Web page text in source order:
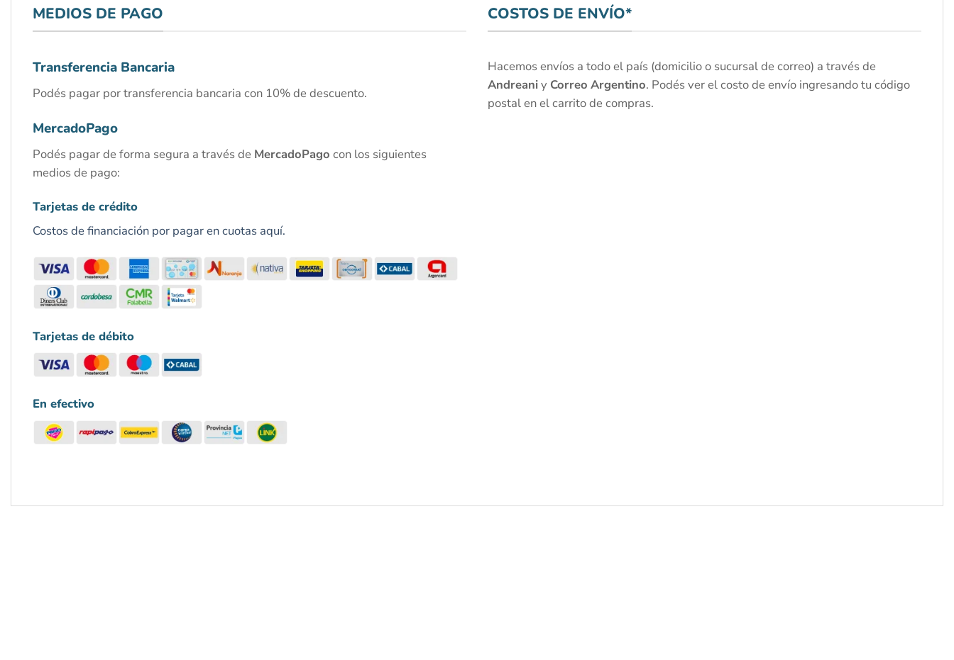
MEDIOS DE PAGO
Transferencia Bancaria
Podés pagar por transferencia bancaria con 10% de descuento.
MercadoPago
Podés pagar de forma segura a través de MercadoPago con los siguientes
medios de pago:
Tarjetas de crédito
Costos de financiación por pagar en cuotas aquí.
Tarjetas de débito
En efectivo
COSTOS DE ENVÍO*
Hacemos envíos a todo el país (domicilio o sucursal de correo) a través de
Andreaniy Correo Argentino. Podés ver el costo de envío ingresando tu código
postal en el carrito de compras.